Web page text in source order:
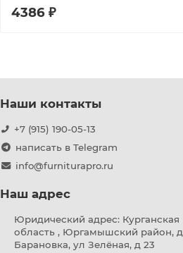
4386 ₽
Наши контакты
+7 (915) 190-05-13
написать в Telegram
info@furniturapro.ru
Наш адрес
Юридический адрес: Курганская
область , Юргамышский район, д
Барановка, ул Зелёная, д 23